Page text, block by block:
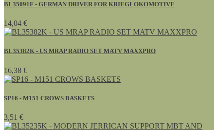
BL35091F - GERMAN DRIVER FOR KRIEGLOKOMOTIVE
14,04 €
BL35382K - US MRAP RADIO SET MATV MAXXPRO
16,38 €
SP16 - M151 CROWS BASKETS
3,51 €